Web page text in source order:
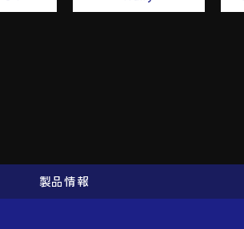
製品情報